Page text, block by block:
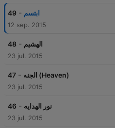
49 - ابتسم
12 sep. 2015
48 - الهشيم
23 jul. 2015
47 - الجنه (Heaven)
23 jul. 2015
46 - نور الهدايه
23 jul. 2015